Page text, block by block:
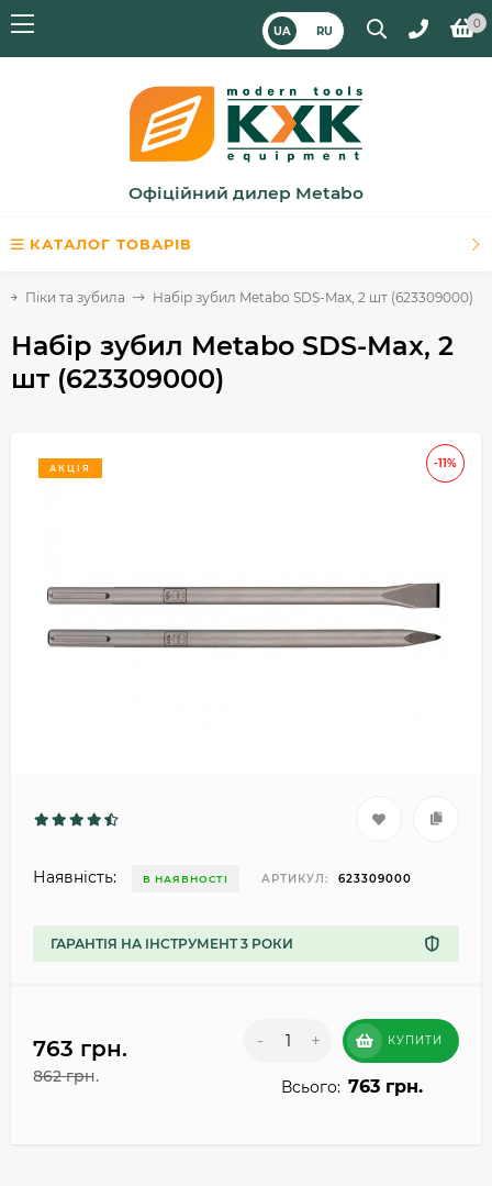
UA RU
0
Офіційний дилер Metabo
КАТАЛОГ ТОВАРІВ
Піки та зубила Набір зубил Metabo SDS-Max, 2 шт (623309000)
Набір зубил Metabo SDS-Max, 2
шт (623309000)
-11%
АКЦІЯ
Наявність: В НАЯВНОСТІ АРТИКУЛ: 623309000
ГАРАНТІЯ НА ІНСТРУМЕНТ 3 РОКИ
763 грн.
862 грн.
- + КУПИТИ
Всього: 763 грн.